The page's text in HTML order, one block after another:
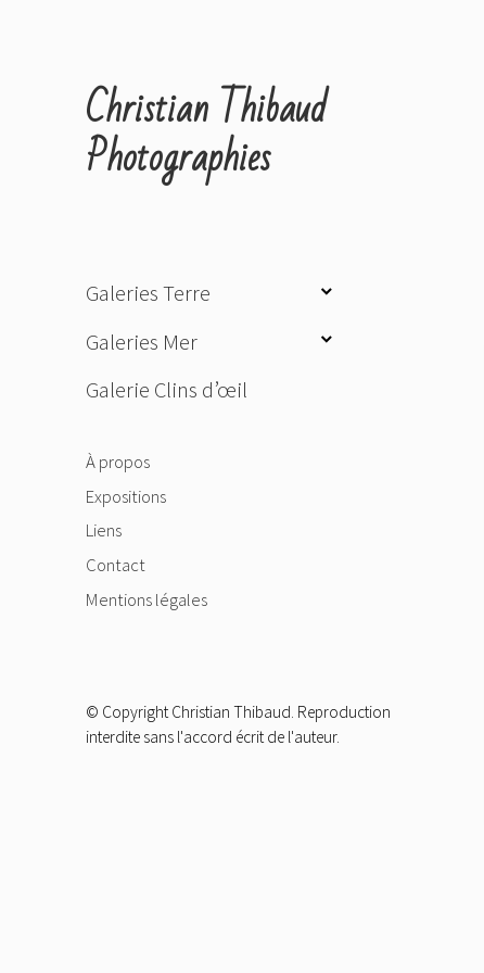
Christian Thibaud
Photographies
Galeries Terre
ouvrir
sous-
Galeries Mer
ouvrir
Galerie Clins d’œil
À propos
Expositions
Liens
Contact
Mentions légales
© Copyright Christian Thibaud. Reproduction
interdite sans l'accord écrit de l'auteur.